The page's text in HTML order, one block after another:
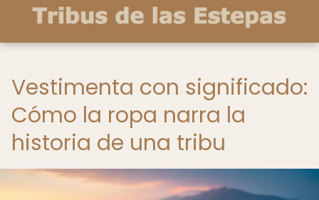
Vestimenta con significado:
Cómo la ropa narra la
historia de una tribu